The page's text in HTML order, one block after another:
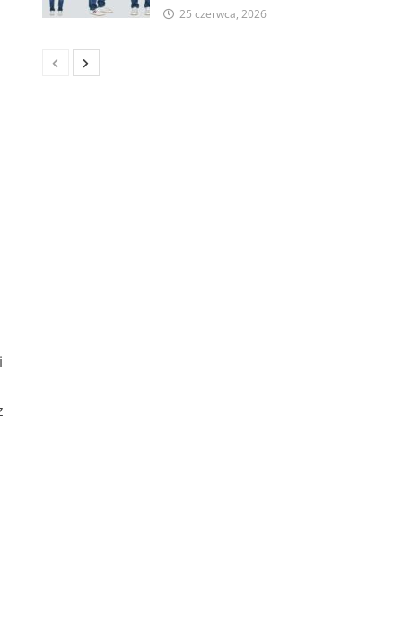
25 czerwca, 2026